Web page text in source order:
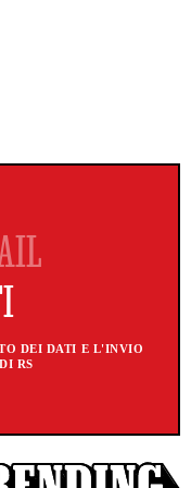
DEI DATI E L'INVIO
RS